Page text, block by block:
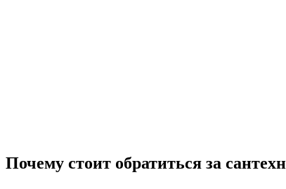
Почему стоит обратиться за